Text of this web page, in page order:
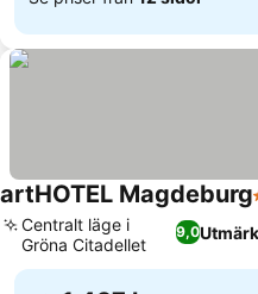
artHOTEL Magdeburg
9,0
Centralt läge i
Gröna Citadellet